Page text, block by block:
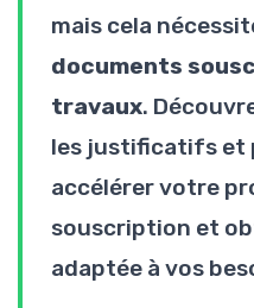
mais cela
documents
travaux.
les justificatifs et
accélérer votre
souscription et
adaptée à vos